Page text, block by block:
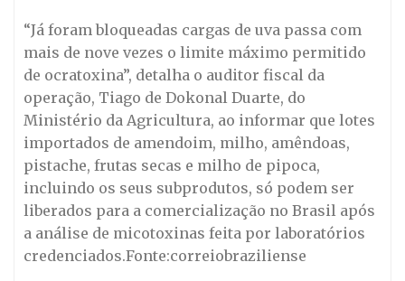
“Já foram bloqueadas cargas de uva passa com
mais de nove vezes o limite máximo permitido
de ocratoxina”, detalha o auditor fiscal da
operação, Tiago de Dokonal Duarte, do
Ministério da Agricultura, ao informar que lotes
importados de amendoim, milho, amêndoas,
pistache, frutas secas e milho de pipoca,
incluindo os seus subprodutos, só podem ser
liberados para a comercialização no Brasil após
a análise de micotoxinas feita por laboratórios
credenciados.Fonte:correiobraziliense